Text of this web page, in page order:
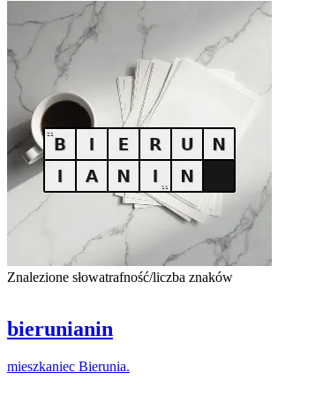
Znalezione słowatrafność/liczba znaków
bierunianin
mieszkaniec Bierunia.